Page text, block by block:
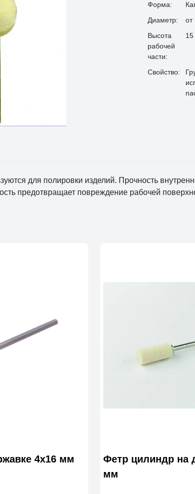
Форма:
Диаметр:
от
Высота
рабочей
части:
Свойство:
для полировки изделий. Прочность
предотвращает повреждение рабочей
4х16 мм
Фетр цилиндр на
мм